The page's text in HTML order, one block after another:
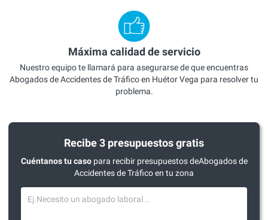
Máxima calidad de servicio
Nuestro equipo te llamará para asegurarse de que encuentras
Abogados de Accidentes de Tráfico en Huétor Vega para resolver tu
problema.
Recibe 3 presupuestos gratis
Cuéntanos tu casopara recibir presupuestos deAbogados de
Accidentes de Tráfico en tu zona